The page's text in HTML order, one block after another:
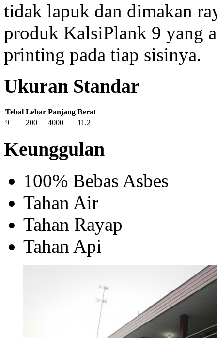
tidak lapuk dan dimakan
produk KalsiPlank 9 yang
printing pada tiap sisinya.
Ukuran Standar
Tebal Lebar Panjang Berat
9
200 4000 11.2
Keunggulan
100% Bebas Asbes
Tahan Air
Tahan Rayap
Tahan Api